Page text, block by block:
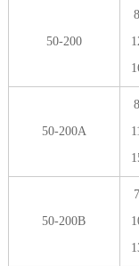
50-200
50-200A
50-200B